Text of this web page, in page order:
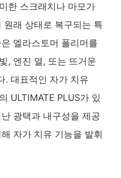
한 스크래치나 마모가
원래 상태로 복구되는 특
엘라스토머 폴리머를
, 엔진 열, 또는 뜨거운
​. 대표적인 자가 치유
의 ULTIMATE PLUS가 있
광택과 내구성을 제공
자가 치유 기능을 발휘